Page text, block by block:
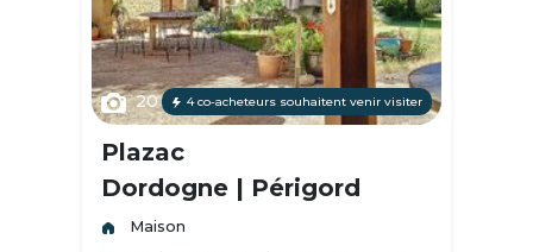
20 4 co-acheteurs souhaitent venir visiter
Plazac
Dordogne | Périgord
Maison